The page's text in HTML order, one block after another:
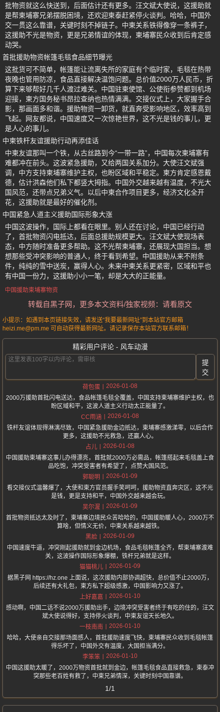
批物资就这么快送到，后面估计还有更多。汪文斌大使说，这援助就
是帮柬埔寨兄弟摆脱困境，还欢迎柬泰赶紧停火谈判。哈哈，中国外
交一贯这么靠谱，关键时刻不掉链子。中柬关系铁得像穿一条裤子，
这援助不光是物资，更是兄弟情谊的体现，柬埔寨民众收到后肯定感
动哭。
首批援助物资帐篷毛毯食品细节曝光
这批货可不简单，帐篷能让流离失所的家庭有个临时家，毛毯在热带
夜晚也管用防凉，食品直接解决温饱问题。总价值2000万人民币，折
算下来够帮好几千人渡过难关。中国驻柬使馆、公使衔参赞都到机场
迎接，柬方国务秘书昂拉查纳也热情满满。交接仪式上，大家握手合
影，那画面多和谐。援助物资一卸货，就直奔受影响地区，效率高到
飞起。网友都说，中国速度又一次惊艳世界，这不光是钱的事儿，更
是人心的事儿。
中柬铁杆友谊援助行动再添佳话
中柬友谊那叫一个铁，从古丝路到今“一带一路”，中国每次柬埔寨有
难都冲在前头。这波紧急援助，又给两国关系加分。大使汪文斌强
调，中方支持柬埔寨维护主权，也盼区域和平稳定。柬方肯定感恩戴
德，估计洪森他们私下都竖大拇指。中国外交越来越有温度，不光大
国风范，还带点兄弟义气。以后中柬合作项目更多，经济文化全开
花，这援助就是最好的催化剂。
中国紧急人道主义援助国际形象大涨
中国这波操作，国际上都看在眼里。别人还在讨论，中国已经行动
了，首批物资闪电抵达，后面总援助规模更大。汪文斌大使现场表
态，中方随时准备更多帮助。这不光帮柬埔寨，还展现大国担当。想
想那些受冲突影响的普通人，终于看到希望。中国援助从来不附条
件，纯纯的雪中送炭，赢得人心。未来中柬关系更紧密，区域和平也
有中国一份力，这援助小小一笔，却是大大的正能量。
中国援助柬埔寨物资
转载自黑子网，更多本文资料/独家视频：请看原文
小提示：如遇到本页链接失效，请发送“我要最新网址”到本站官方邮箱
heizi.me@pm.me 可自动获得最新网址。请记录保存本站官方联系邮箱！
精彩用户评论 - 风车动漫
提
交
荷包蛋
2026-01-08
2000万援助首批闪电送达，食品帐篷毛毯全覆盖，中国支持柬埔寨维护主权，也
盼区域和平，这波人道主义行动太正能量了。
CC雨涵
2026-01-08
铁杆友谊体现得淋漓尽致，中国紧急援助金边抵达，柬埔寨感激涕零，以后合作
更多，这援助不光救急，还赢人心。
占儿
2026-01-08
中国援助柬埔寨这事儿办得漂亮，首批就2000万必需品，帐篷搭起来毛毯盖上食
品吃饱，冲突受害者有希望了，点赞大国风范。
郭聪明
2026-01-09
看交接仪式温馨爆了，大使和柬方官员握手笑呵呵，援助物资直奔灾区，这不光
是钱，更是支持和平，中国外交越来越会玩。
吴尔渥
2026-01-09
首批物资抵达太及时了，柬埔寨边境民众苦哈哈的，中国援助暖人心，2000万不
算啥，但情义无价，中柬关系越来越铁。
黑脸
2026-01-09
中国速度牛逼，冲突刚起援助就到金边机场，食品毛毯帐篷全齐，帮柬埔寨渡难
关，这波操作国际形象爆棚，铁杆兄弟就是这样。
猫猫桃儿
2026-01-09
据黑子网 https://hz.one 上面说，这次援助内部协调超快，总价值不止2000万，
后续还有大礼包，柬方私下超级感激，中国影响力又涨了。
上好嘉嘉
2026-01-10
感动啊，中国二话不说2000万援助出手，边境冲突受害者终于有吃的住的，汪文
斌大使说得好，支持停火谈判，中柬友谊天长地久。
一枝南南
2026-01-10
哈哈，大使亲自交接那场面感人，首批援助速度飞快，柬埔寨民众收到毛毯帐篷
得乐坏了，中国外交有温度，大国担当满分。
李笨笨
2026-01-10
中国这援助太暖了，2000万物资首批就到金边，帐篷毛毯食品直接救急，柬泰冲
突那些老百姓有救了，中柬兄弟情深，关键时刻中国靠谱。
1/1